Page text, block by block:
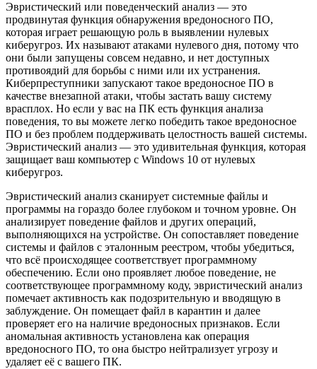
Эвристический или поведенческий анализ — это
продвинутая функция обнаружения вредоносного ПО,
которая играет решающую роль в выявлении нулевых
киберугроз. Их называют атаками нулевого дня, потому что
они были запущены совсем недавно, и нет доступных
противоядий для борьбы с ними или их устранения.
Киберпреступники запускают такое вредоносное ПО в
качестве внезапной атаки, чтобы застать вашу систему
врасплох. Но если у вас на ПК есть функция анализа
поведения, то вы можете легко победить такое вредоносное
ПО и без проблем поддерживать целостность вашей системы.
Эвристический анализ — это удивительная функция, которая
защищает ваш компьютер с Windows 10 от нулевых
киберугроз.
Эвристический анализ сканирует системные файлы и
программы на гораздо более глубоком и точном уровне. Он
анализирует поведение файлов и других операций,
выполняющихся на устройстве. Он сопоставляет поведение
системы и файлов с эталонным реестром, чтобы убедиться,
что всё происходящее соответствует программному
обеспечению. Если оно проявляет любое поведение, не
соответствующее программному коду, эвристический анализ
помечает активность как подозрительную и вводящую в
заблуждение. Он помещает файл в карантин и далее
проверяет его на наличие вредоносных признаков. Если
аномальная активность установлена как операция
вредоносного ПО, то она быстро нейтрализует угрозу и
удаляет её с вашего ПК.